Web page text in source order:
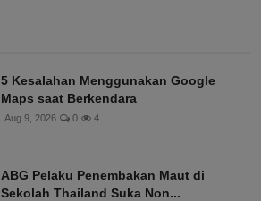
5 Kesalahan Menggunakan Google
Maps saat Berkendara
Aug 9, 2026 0 4
ABG Pelaku Penembakan Maut di
Sekolah Thailand Suka Non...